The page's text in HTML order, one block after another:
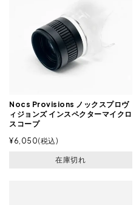
Nocs Provisions ノックスプロヴ
ィジョンズ インスペクターマイクロ
スコープ
¥6,050 税込
在庫切れ